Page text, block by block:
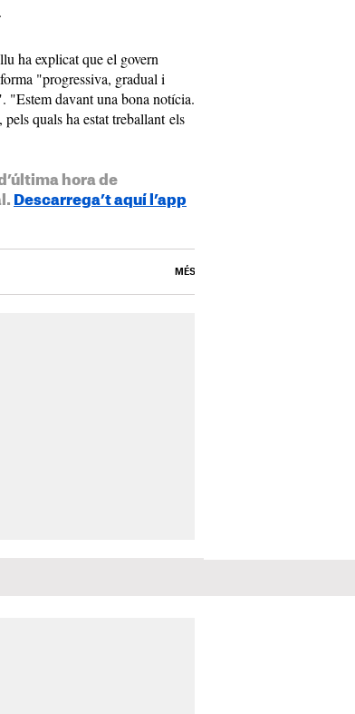
ha explicat que el govern
"progressiva, gradual i
"Estem davant una bona notícia.
quals ha estat treballant els
hora de
Descarrega’t aquí l’app
MÉS